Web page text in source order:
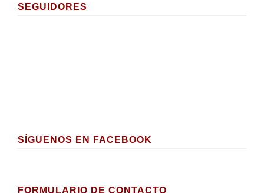
SEGUIDORES
SÍGUENOS EN FACEBOOK
FORMULARIO DE CONTACTO